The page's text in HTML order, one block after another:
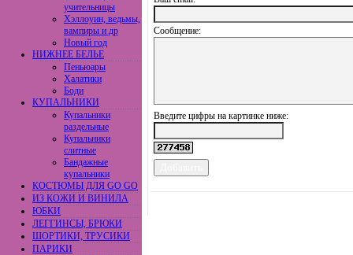
учительницы
Хэллоуин, ведьмы,
вампиры и др
Новый год
НИЖНЕЕ БЕЛЬЕ
Пеньюары
Халатики
Боди
КУПАЛЬНИКИ
Купальники
раздельные
Купальники
слитные
Бандажные
купальники
КОСТЮМЫ ДЛЯ GO GO
ИЗ КОЖИ И ВИНИЛА
ЮБКИ
ЛЕГГИНСЫ, БРЮКИ
ШОРТИКИ, ТРУСИКИ
ПАРИКИ
Сообщение:
Введите цифры на картинке ниже: